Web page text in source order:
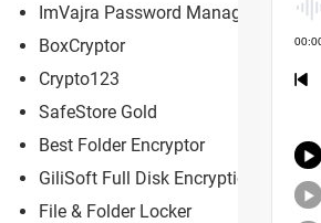
ImVajra Password Manager
BoxCryptor
Crypto123
SafeStore Gold
Best Folder Encryptor
GiliSoft Full Disk Encryption
File & Folder Locker